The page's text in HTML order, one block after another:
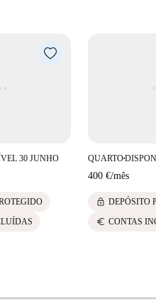
de Beni. Mergulhe na
30 JUNHO QUARTO■
400 €/mês
lock DEPÓSITO
euro CONTAS